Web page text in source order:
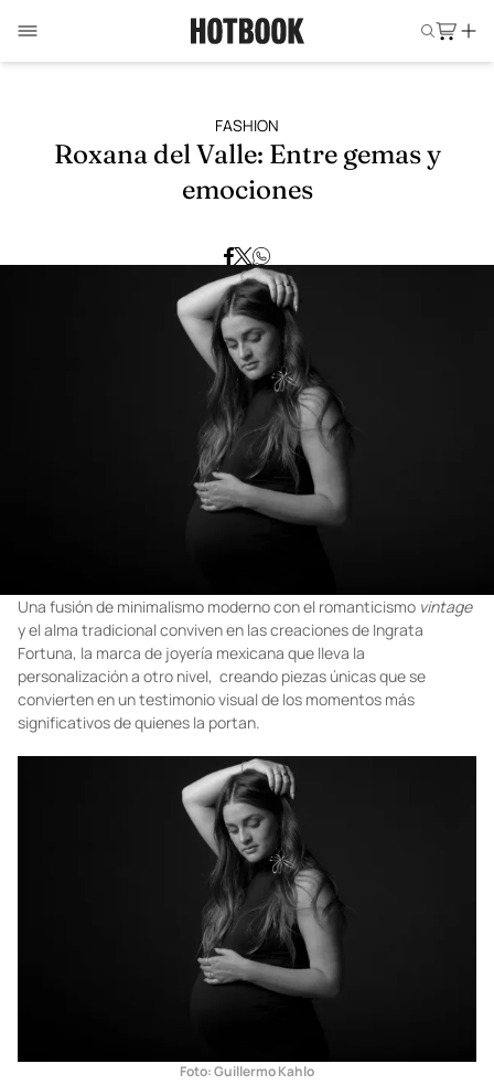
FASHION
Roxana del Valle: Entre gemas y
emociones
Una fusión de minimalismo moderno con el romanticismo vintage
y el alma tradicional conviven en las creaciones de Ingrata
Fortuna, la marca de joyería mexicana que lleva la
personalización a otro nivel, creando piezas únicas que se
convierten en un testimonio visual de los momentos más
significativos de quienes la portan.
Foto: Guillermo Kahlo